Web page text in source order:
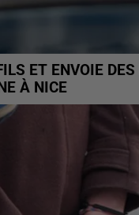
ET ENVOIE
À NICE